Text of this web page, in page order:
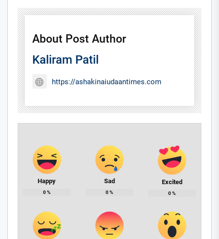
About Post Author
Kaliram Patil
https://ashakinaiudaantimes.com
Happy
0%
Sad
0%
Excited
0%